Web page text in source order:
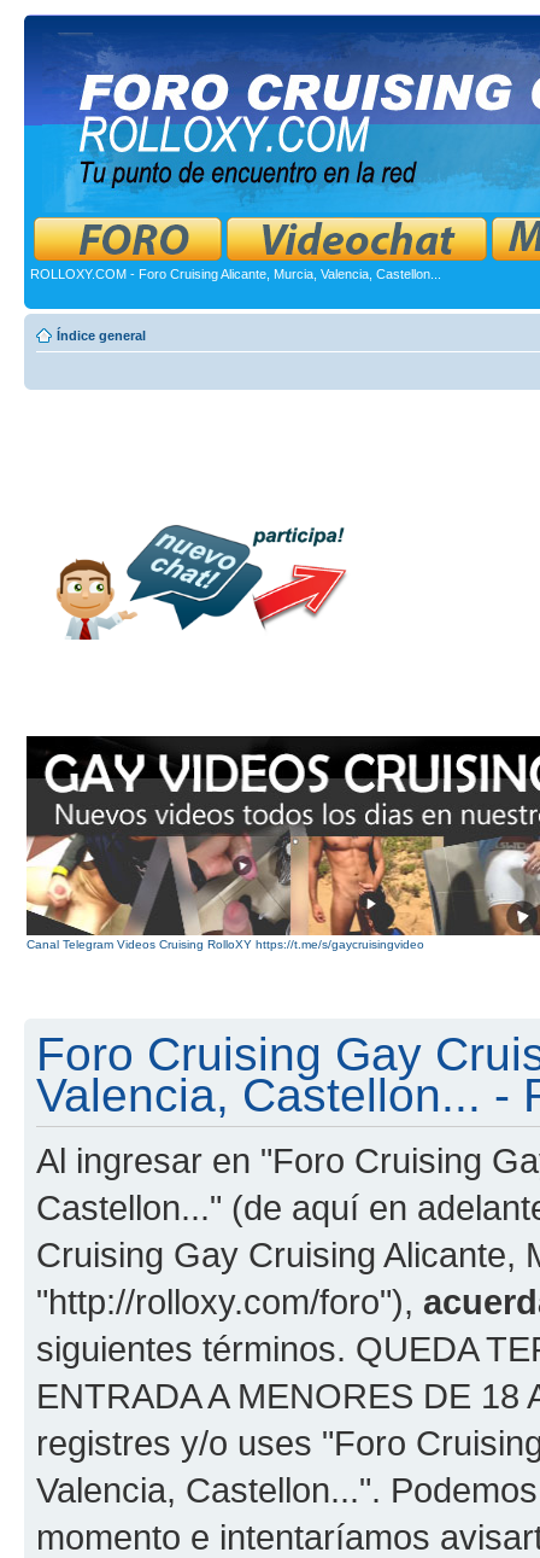
ROLLOXY.COM - Foro Cruising Alicante, Murcia, Valencia, Castellon...
Índice general
Canal Telegram Videos Cruising RolloXY https://t.me/s/gaycruisingvideo
Foro Cruising Gay
Valencia, Castellon... -
Al ingresar en "Foro Cruising
Castellon..." (de aquí en
Cruising Gay Cruising Alicante,
"http://rolloxy.com/foro"),
siguientes términos. QUEDA
ENTRADA A MENORES DE
registres y/o uses "Foro
Valencia, Castellon...".
momento e intentaríamos